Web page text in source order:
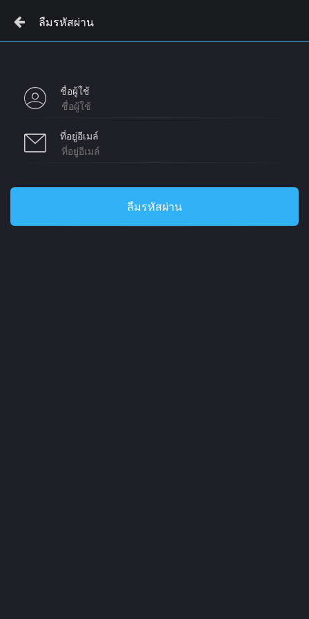
ลืมรหัสผ่าน
ชื่อผู้ใช้
ที่อยู่อีเมล์
ลืมรหัสผ่าน